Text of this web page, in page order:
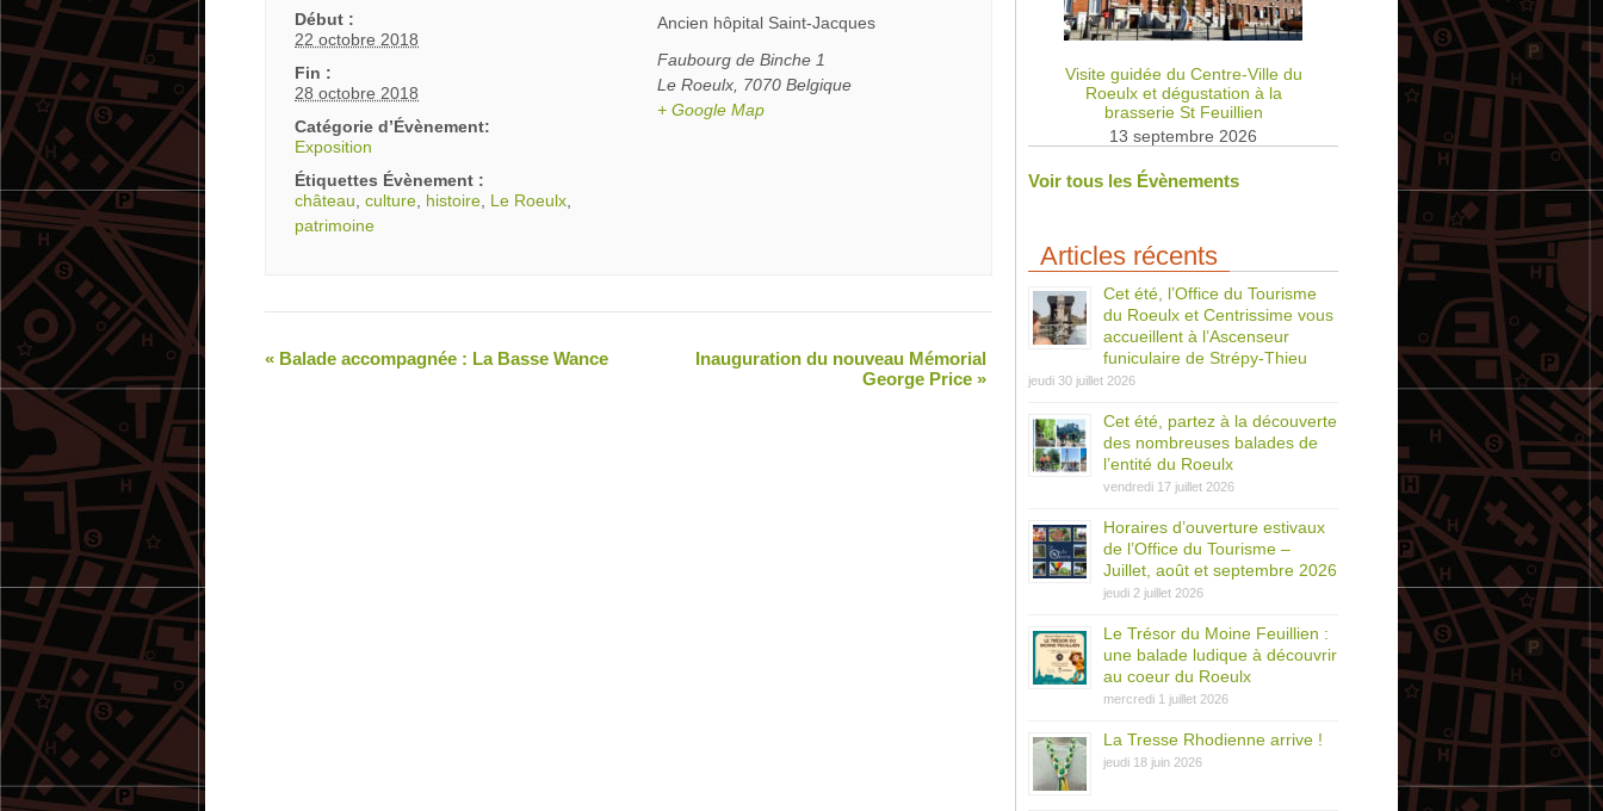
Début :
22 octobre 2018
Fin :
28 octobre 2018
Catégorie d’Évènement:
Exposition
Étiquettes Évènement :
château ,culture histoire Le Roeulx
patrimoine
Ancien hôpital Saint-Jacques
Faubourg de Binche 1
Le Roeulx 7070 Belgique
+ Google Map
« Balade accompagnée : La Basse Wance
Inauguration du nouveau Mémorial
George Price »
Visite guidée du Centre-Ville du
Roeulx et dégustation à la
brasserie St Feuillien
13 septembre 2026
Voir tous les Évènements
Articles récents
Cet été, l’Office du Tourisme
du Roeulx et Centrissime vous
accueillent à l’Ascenseur
funiculaire de Strépy-Thieu
jeudi 30 juillet 2026
Cet été, partez à la découverte
des nombreuses balades de
l’entité du Roeulx
vendredi 17 juillet 2026
Horaires d’ouverture estivaux
de l’Office du Tourisme –
Juillet, août et septembre 2026
jeudi 2 juillet 2026
Le Trésor du Moine Feuillien :
une balade ludique à découvrir
au coeur du Roeulx
mercredi 1 juillet 2026
La Tresse Rhodienne arrive !
jeudi 18 juin 2026